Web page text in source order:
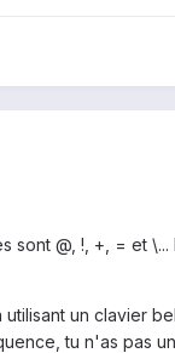
@, !, +, = et \...
un clavier
tu n'as pas